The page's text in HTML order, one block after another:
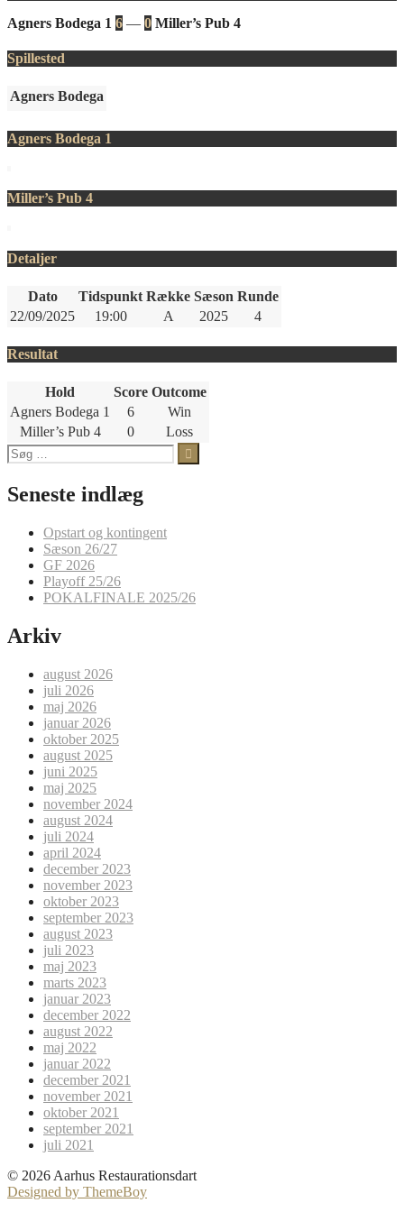
Agners Bodega 1 6 — 0 Miller’s Pub 4
Spillested
Agners Bodega
Agners Bodega 1
Miller’s Pub 4
Detaljer
Dato Tidspunkt Række Sæson Runde
22/09/2025
19:00 A 2025 4
Resultat
Hold Score Outcome
Agners Bodega 1
6
Win
Miller’s Pub 4
0
Loss
Søg
efter:
Seneste indlæg
Opstart og kontingent
Sæson 26/27
GF 2026
Playoff 25/26
POKALFINALE 2025/26
Arkiv
august 2026
juli 2026
maj 2026
januar 2026
oktober 2025
august 2025
juni 2025
maj 2025
november 2024
august 2024
juli 2024
april 2024
december 2023
november 2023
oktober 2023
september 2023
august 2023
juli 2023
maj 2023
marts 2023
januar 2023
december 2022
august 2022
maj 2022
januar 2022
december 2021
november 2021
oktober 2021
september 2021
juli 2021
© 2026 Aarhus Restaurationsdart
Designed by ThemeBoy